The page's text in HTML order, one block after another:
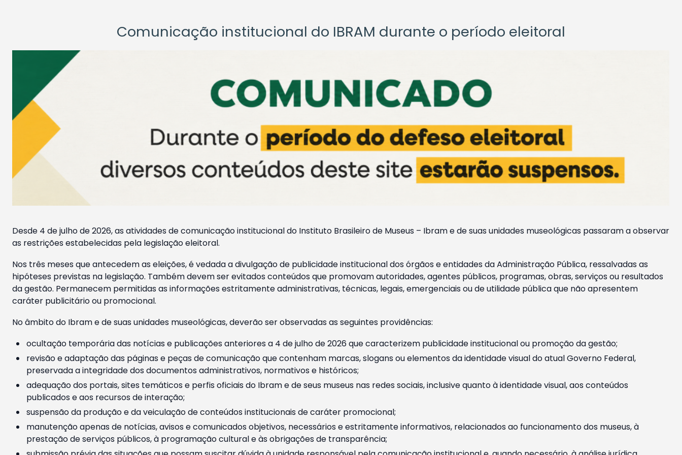
Comunicação institucional do IBRAM durante o período eleitoral
Desde 4 de julho de 2026, as atividades de comunicação institucional do Instituto Brasileiro de Museus – Ibram e de suas unidades museológicas passaram a observar
as restrições estabelecidas pela legislação eleitoral.
Nos três meses que antecedem as eleições, é vedada a divulgação de publicidade institucional dos órgãos e entidades da Administração Pública, ressalvadas as
hipóteses previstas na legislação. Também devem ser evitados conteúdos que promovam autoridades, agentes públicos, programas, obras, serviços ou resultados
da gestão. Permanecem permitidas as informações estritamente administrativas, técnicas, legais, emergenciais ou de utilidade pública que não apresentem
caráter publicitário ou promocional.
No âmbito do Ibram e de suas unidades museológicas, deverão ser observadas as seguintes providências:
ocultação temporária das notícias e publicações anteriores a 4 de julho de 2026 que caracterizem publicidade institucional ou promoção da gestão;
revisão e adaptação das páginas e peças de comunicação que contenham marcas, slogans ou elementos da identidade visual do atual Governo Federal,
preservada a integridade dos documentos administrativos, normativos e históricos;
adequação dos portais, sites temáticos e perfis oficiais do Ibram e de seus museus nas redes sociais, inclusive quanto à identidade visual, aos conteúdos
publicados e aos recursos de interação;
suspensão da produção e da veiculação de conteúdos institucionais de caráter promocional;
manutenção apenas de notícias, avisos e comunicados objetivos, necessários e estritamente informativos, relacionados ao funcionamento dos museus, à
prestação de serviços públicos, à programação cultural e às obrigações de transparência;